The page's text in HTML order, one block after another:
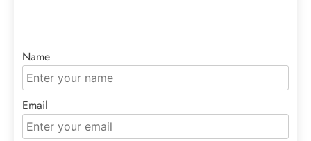
Name
Email